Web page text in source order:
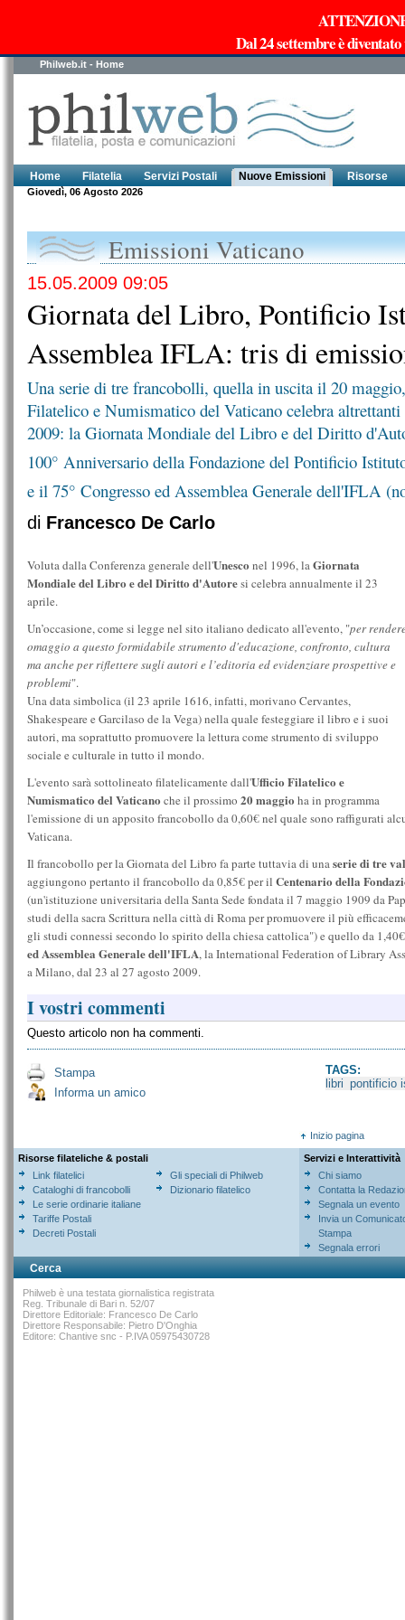
Dal 24 settembre è
Philweb.it - Home
Home Filatelia Servizi Postali Nuove Emissioni Risorse
Giovedì, 06 Agosto 2026
Emissioni Vaticano
15.05.2009 09:05
Giornata del Libro, Pontificio
Assemblea IFLA: tris di
Una serie di tre francobolli, quella in uscita il 20
Filatelico e Numismatico del Vaticano celebra
2009: la Giornata Mondiale del Libro e del Diritto
100° Anniversario della Fondazione del Pontificio
e il 75° Congresso ed Assemblea Generale dell'IFLA
di Francesco De Carlo
Voluta dalla Conferenza generale dell'Unesco nel 1996, laGiornata
Mondiale del Libro e del Diritto d'Autoresi celebra annualmente il 23
aprile.
Un’occasione, come si legge nel sito italiano dedicato all'evento, "per
omaggio a questo formidabile strumento d'educazione, confronto, cultura
ma anche per riflettere sugli autori e l’editoria ed evidenziare prospettive e
problemi".
Una data simbolica (il 23 aprile 1616, infatti, morivano Cervantes,
Shakespeare e Garcilaso de la Vega) nella quale festeggiare il libro e i suoi
autori, ma soprattutto promuovere la lettura come strumento di sviluppo
sociale e culturale in tutto il mondo.
L'evento sarà sottolineato filatelicamente dall'Ufficio Filatelico e
Numismatico del Vaticano che il prossimo 20 maggio ha in programma
l'emissione di un apposito francobollo da 0,60€ nel quale sono raffigurati
Vaticana.
Il francobollo per la Giornata del Libro fa parte tuttavia di unaserie di tre
aggiungono pertanto il francobollo da 0,85€ per il Centenario della
(un'istituzione universitaria della Santa Sede fondata il 7 maggio 1909 da
studi della sacra Scrittura nella città di Roma per promuovere il più
gli studi connessi secondo lo spirito della chiesa cattolica") e quello da
ed Assemblea Generale dell'IFLA, la International Federation of Library
a Milano, dal 23 al 27 agosto 2009.
I vostri commenti
Questo articolo non ha commenti.
Stampa
Informa un amico
TAGS:
libri pontificio
Inizio pagina
Risorse filateliche & postali
Link filatelici
Cataloghi di francobolli
Le serie ordinarie italiane
Tariffe Postali
Decreti Postali
Gli speciali di Philweb
Dizionario filatelico
Servizi e Interattività
Chi siamo
Contatta la
Segnala un evento
Invia un
Stampa
Segnala errori
Cerca
Philweb è una testata giornalistica registrata
Reg. Tribunale di Bari n. 52/07
Direttore Editoriale: Francesco De Carlo
Direttore Responsabile: Pietro D'Onghia
Editore: Chantive snc - P.IVA 05975430728